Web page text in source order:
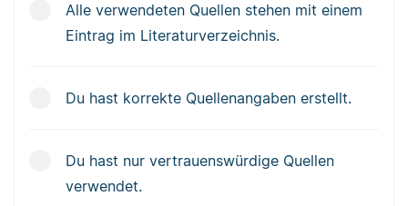
Alle verwendeten Quellen stehen mit einem
Eintrag im Literaturverzeichnis.
Du hast korrekte Quellenangaben erstellt.
Du hast nur vertrauenswürdige Quellen
verwendet.